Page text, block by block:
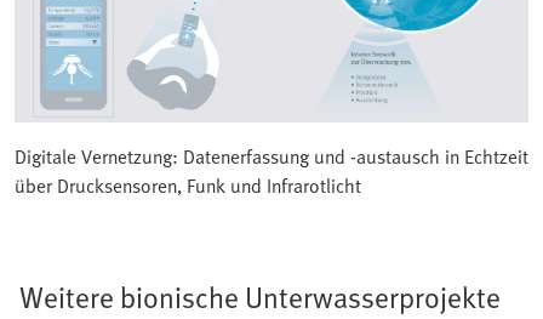
Digitale Vernetzung: Datenerfassung und -austausch in Echtzeit
über Drucksensoren, Funk und Infrarotlicht
Weitere bionische Unterwasserprojekte